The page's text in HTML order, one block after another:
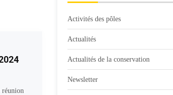
réunion
Activités des pôles
Actualités
Actualités de la conservation
Newsletter